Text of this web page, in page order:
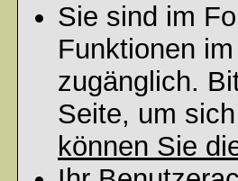
Sie sind im
Funktionen
zugänglich.
Seite, um
können Sie